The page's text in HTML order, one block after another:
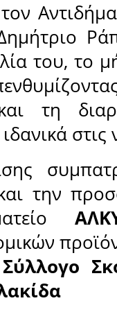
του, το
τη
στις
την
Σύλλογο